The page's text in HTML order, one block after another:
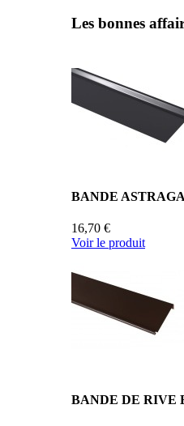
Les bonnes
BANDE
16,70 €
Voir le produit
BANDE DE RIVE